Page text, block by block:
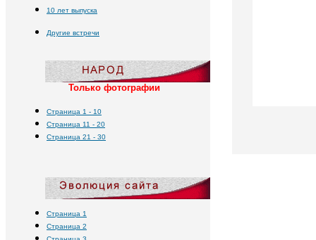
10 лет выпуска
Другие встречи
Только фотографии
Страница 1 - 10
Страница 11 - 20
Страница 21 - 30
Страница 1
Страница 2